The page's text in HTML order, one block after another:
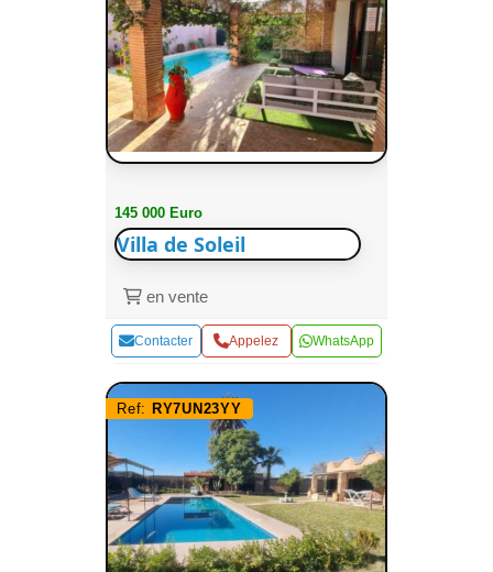
145 000 Euro
Villa de Soleil
en vente
Contacter Appelez WhatsApp
Ref: RY7UN23YY